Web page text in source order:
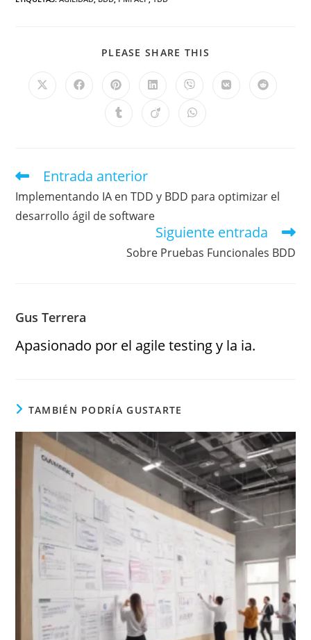
PLEASE SHARE THIS
Entrada anterior
Implementando IA en TDD y BDD para optimizar el
desarrollo ágil de software
Siguiente entrada
Sobre Pruebas Funcionales BDD
Gus Terrera
Apasionado por el agile testing y la ia.
TAMBIÉN PODRÍA GUSTARTE